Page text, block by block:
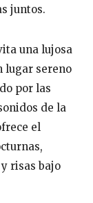
juntos.
una lujosa
lugar sereno
por las
de la
el
risas bajo